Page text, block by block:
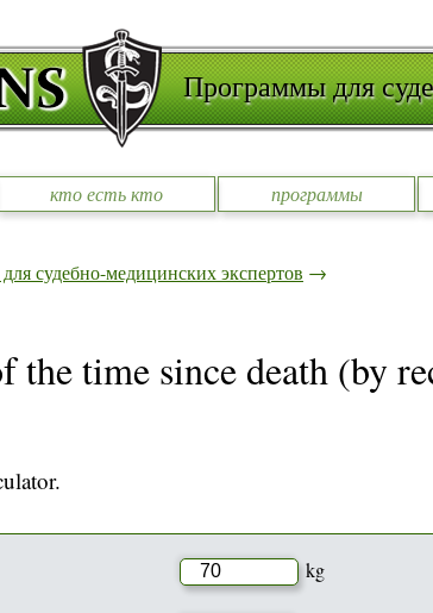
Программы для
кто есть кто программы
судебно-медицинских экспертов →
the time since death (by
kg